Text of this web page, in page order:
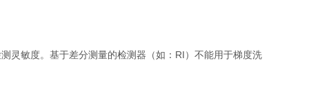
灵敏度。基于差分测量的检测器（如：RI）不能用于梯度洗